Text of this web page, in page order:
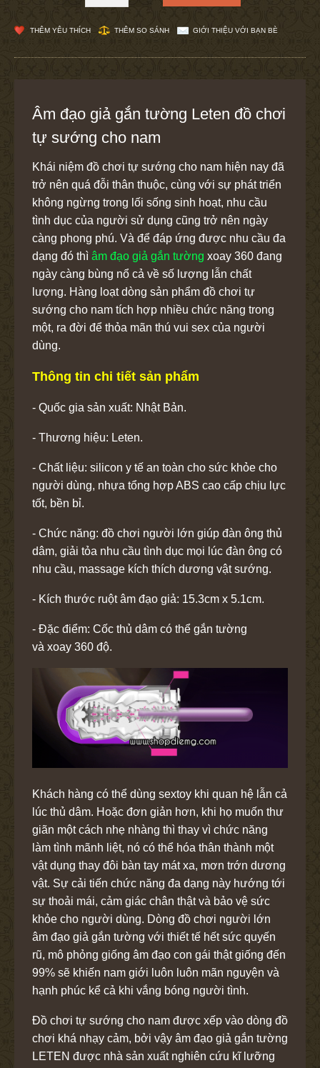
THÊM YÊU THÍCH THÊM SO SÁNH GIỚI THIỆU VỚI BẠN BÈ
Âm đạo giả gắn tường Leten đồ chơi
tự sướng cho nam
Khái niệm đồ chơi tự sướng cho nam hiện nay đã
trở nên quá đỗi thân thuộc, cùng với sự phát triển
không ngừng trong lối sống sinh hoạt, nhu cầu
tình dục của người sử dụng cũng trở nên ngày
càng phong phú. Và để đáp ứng được nhu cầu đa
dạng đó thì âm đạo giả gắn tường xoay 360 đang
ngày càng bùng nổ cả về số lượng lẫn chất
lượng. Hàng loạt dòng sản phẩm đồ chơi tự
sướng cho nam tích hợp nhiều chức năng trong
một, ra đời để thỏa mãn thú vui sex của người
dùng.
Thông tin chi tiết sản phẩm
- Quốc gia sản xuất: Nhật Bản.
- Thương hiệu: Leten.
- Chất liệu: silicon y tế an toàn cho sức khỏe cho
người dùng, nhựa tổng hợp ABS cao cấp chịu lực
tốt, bền bỉ.
- Chức năng: đồ chơi người lớn giúp đàn ông thủ
dâm, giải tỏa nhu cầu tình dục mọi lúc đàn ông có
nhu cầu, massage kích thích dương vật sướng.
- Kích thước ruột âm đạo giả: 15.3cm x 5.1cm.
- Đặc điểm: Cốc thủ dâm có thể gắn tường
và xoay 360 độ.
Khách hàng có thể dùng sextoy khi quan hệ lẫn cả
lúc thủ dâm. Hoặc đơn giản hơn, khi họ muốn thư
giãn một cách nhẹ nhàng thì thay vì chức năng
làm tình mãnh liệt, nó có thể hóa thân thành một
vật dụng thay đôi bàn tay mát xa, mơn trớn dương
vật. Sự cải tiến chức năng đa dạng này hướng tới
sự thoải mái, cảm giác chân thật và bảo vệ sức
khỏe cho người dùng. Dòng đồ chơi người lớn
âm đạo giả gắn tường với thiết tế hết sức quyến
rũ, mô phỏng giống âm đạo con gái thật giống đến
99% sẽ khiến nam giới luôn luôn mãn nguyện và
hạnh phúc kể cả khi vắng bóng người tình.
Đồ chơi tự sướng cho nam được xếp vào dòng đồ
chơi khá nhạy cảm, bởi vậy âm đạo giả gắn tường
LETEN được nhà sản xuất nghiên cứu kĩ lưỡng